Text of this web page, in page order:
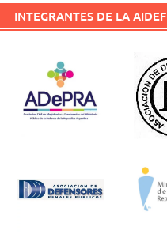
INTEGRANTES DE LA AIDEF